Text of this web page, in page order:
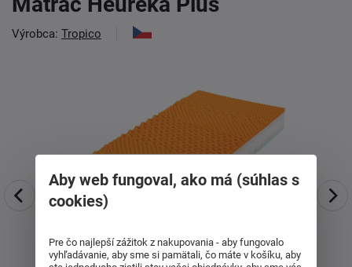
Výrobca: Tropico
Aby web fungoval, ako má (súhlas s
cookies)
Pre čo najlepší zážitok z nakupovania - aby fungovalo
vyhľadávanie, aby sme si pamätali, čo máte v košíku, aby